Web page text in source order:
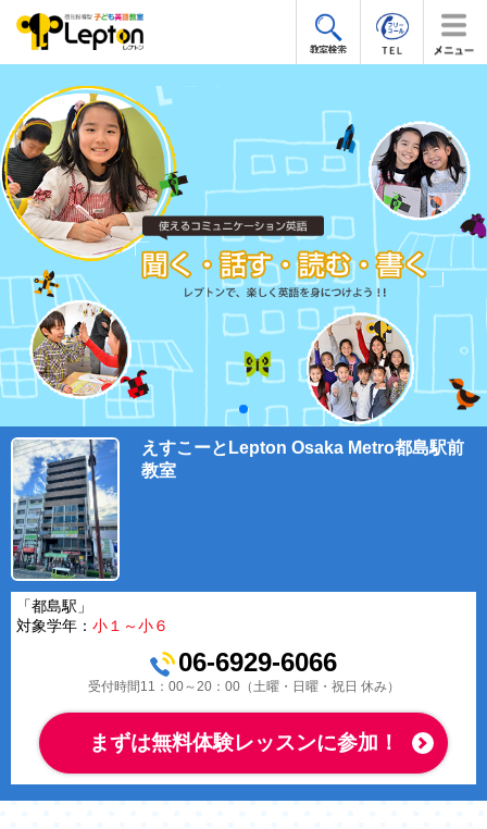
えすこーとLepton Osaka Metro都島駅前
教室
「都島駅」
対象学年： 小１～小６
06-6929-6066
受付時間11：00～20：00（土曜・日曜・祝日 休み）
まずは無料体験レッスンに参加！